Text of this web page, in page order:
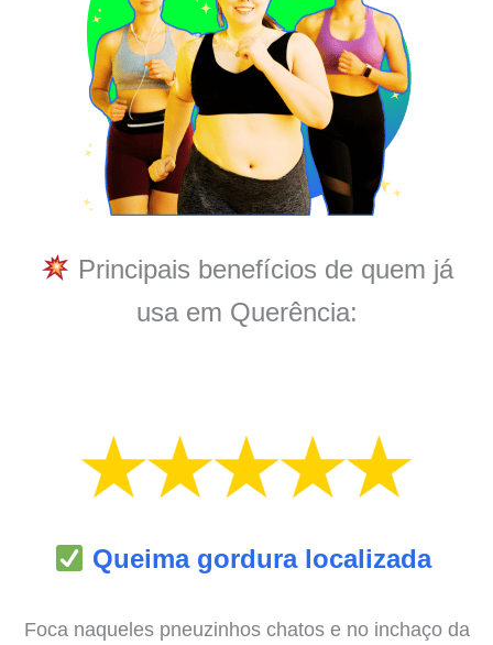
Principais benefícios de quem já
usa em Querência:
Queima gordura localizada
Foca naqueles pneuzinhos chatos e no inchaço da